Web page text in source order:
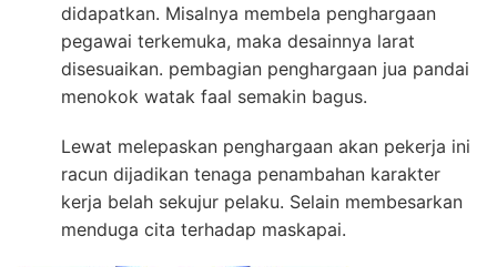
didapatkan. Misalnya membela penghargaan
pegawai terkemuka, maka desainnya larat
disesuaikan. pembagian penghargaan jua pandai
menokok watak faal semakin bagus.
Lewat melepaskan penghargaan akan pekerja ini
racun dijadikan tenaga penambahan karakter
kerja belah sekujur pelaku. Selain membesarkan
menduga cita terhadap maskapai.